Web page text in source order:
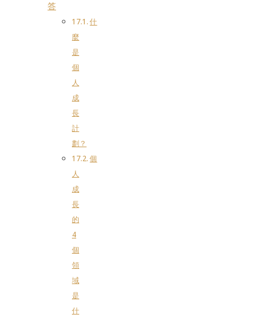
答
什
麼
是
個
人
成
長
計
劃？
個
人
成
長
的
4
個
領
域
是
什